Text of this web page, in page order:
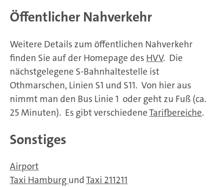
Öffentlicher Nahverkehr
Weitere Details zum öffentlichen Nahverkehr
finden Sie auf der Homepage des HVV. Die
nächstgelegene S-Bahnhaltestelle ist
Othmarschen, Linien S1 und S11. Von hier aus
nimmt man den Bus Linie 1 oder geht zu Fuß (ca.
25 Minuten). Es gibt verschiedeneTarifbereiche.
Sonstiges
Airport
Taxi Hamburg und Taxi 211211